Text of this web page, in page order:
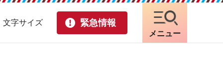
文字サイズ 緊急情報
メニュー